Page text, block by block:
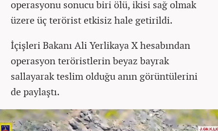
operasyonu sonucu biri ölü, ikisi sağ olmak
üzere üç terörist etkisiz hale getirildi.
İçişleri Bakanı Ali Yerlikaya X hesabından
operasyon teröristlerin beyaz bayrak
sallayarak teslim olduğu anın görüntülerini
de paylaştı.